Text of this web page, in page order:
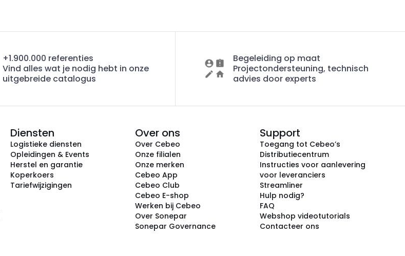
+1.900.000 referenties
Vind alles wat je nodig hebt in onze
uitgebreide catalogus
Begeleiding op maat
Projectondersteuning, technisch
advies door experts
Diensten
Logistieke diensten
Opleidingen & Events
Herstel en garantie
Koperkoers
Tariefwijzigingen
Over ons
Over Cebeo
Onze filialen
Onze merken
Cebeo App
Cebeo Club
Cebeo E-shop
Werken bij Cebeo
Over Sonepar
Sonepar Governance
Support
Toegang tot Cebeo’s
Distributiecentrum
Instructies voor aanlevering
voor leveranciers
Streamliner
Hulp nodig?
FAQ
Webshop videotutorials
Contacteer ons